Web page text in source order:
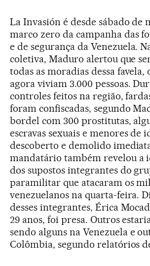
La Invasión é desde sábado de
marco zero da campanha das
e de segurança da Venezuela.
coletiva, Maduro alertou que
todas as moradias dessa favela,
agora viviam 3.000 pessoas.
controles feitos na região,
foram confiscadas, segundo
bordel com 300 prostitutas,
escravas sexuais e menores de
descoberto e demolido
mandatário também revelou a
dos supostos integrantes do
paramilitar que atacaram os
venezuelanos na quarta-feira.
desses integrantes, Érica
29 anos, foi presa. Outros
sendo alguns na Venezuela e
Colômbia, segundo relatórios